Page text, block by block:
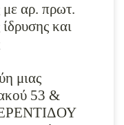
αρ. πρωτ.
και
μιας
53 &